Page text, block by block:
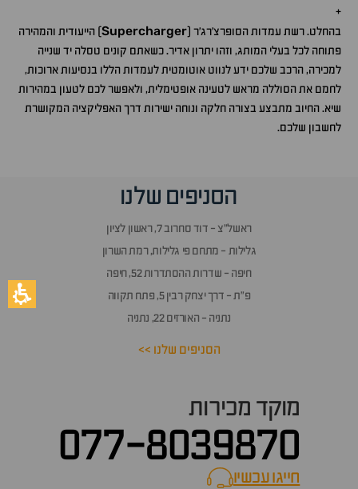
+
בהחלט. רשת עמדות הסופרצ'רג'ר (Supercharger) הייעודית והמהירה
פתוחה לכל בעלי המותג, וזהו יתרון אדיר. כשאתם קונים טסלה יד שנייה
למכירה, הרכב שלכם ידע לנווט אוטומטית לעמדות הללו בנסיעות ארוכות,
לחמם את הסוללה מראש לטעינה אופטימלית, ולאפשר לכם לטעון במהירות
שיא. החיוב מתבצע בצורה חלקה ונוחה ישירות דרך האפליקציה המקושרת
לחשבון שלכם.
הסניפים שלנו
ראשל״צ - דוד סחרוב 7, ראשון לציון
גלילות - מתחם פי גלילות, רמת השרון
חיפה - שדרות ההסתדרות 52, חיפה
פ״ת - דרך יצחק רבין 5, פתח תקווה
נתניה - האורזים 22, נתניה
הסניפים שלנו >>
מוקד מכירות
077-8039870
חייגו עכשיוcall now